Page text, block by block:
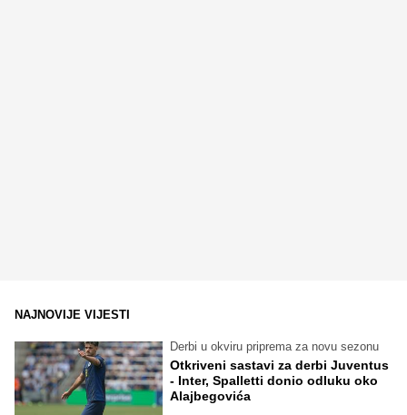
NAJNOVIJE VIJESTI
Derbi u okviru priprema za novu sezonu
Otkriveni sastavi za derbi Juventus
- Inter, Spalletti donio odluku oko
Alajbegovića